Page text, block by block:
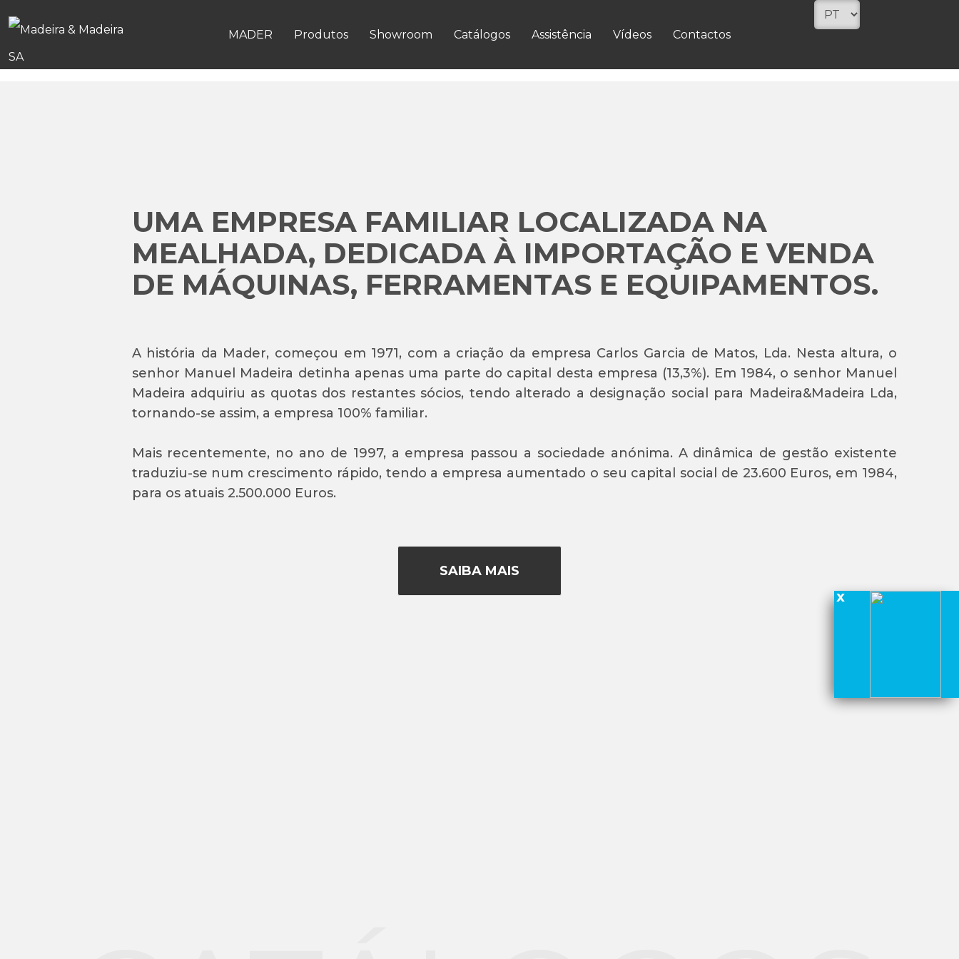
MADER Produtos Showroom Catálogos Assistência Vídeos Contactos
VER MAIS
UMA EMPRESA FAMILIAR LOCALIZADA NA
MEALHADA, DEDICADA À IMPORTAÇÃO E VENDA
DE MÁQUINAS, FERRAMENTAS E EQUIPAMENTOS.
A história da Mader, começou em 1971, com a criação da empresa Carlos Garcia de Matos, Lda. Nesta altura, o
senhor Manuel Madeira detinha apenas uma parte do capital desta empresa (13,3%). Em 1984, o senhor Manuel
Madeira adquiriu as quotas dos restantes sócios, tendo alterado a designação social para Madeira&Madeira Lda,
tornando-se assim, a empresa 100% familiar.
Mais recentemente, no ano de 1997, a empresa passou a sociedade anónima. A dinâmica de gestão existente
traduziu-se num crescimento rápido, tendo a empresa aumentado o seu capital social de 23.600 Euros, em 1984,
para os atuais 2.500.000 Euros.
SAIBA MAIS
x